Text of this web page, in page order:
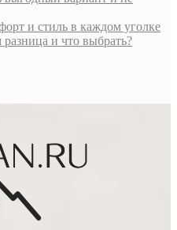
и стиль в каждом уголке
и что выбрать?